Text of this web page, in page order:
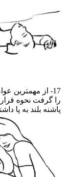
17- از مهمترین
را گرفت نحوه
پاشنه بلند به پا